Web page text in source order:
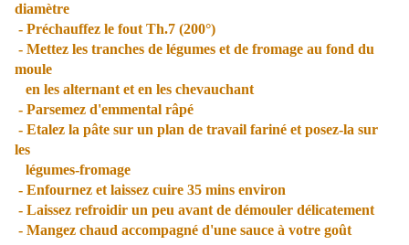
diamètre
- Préchauffez le fout Th.7 (200°)
- Mettez les tranches de légumes et de fromage au fond du
moule
en les alternant et en les chevauchant
- Parsemez d'emmental râpé
- Etalez la pâte sur un plan de travail fariné et posez-la sur
les
légumes-fromage
- Enfournez et laissez cuire 35 mins environ
- Laissez refroidir un peu avant de démouler délicatement
- Mangez chaud accompagné d'une sauce à votre goût